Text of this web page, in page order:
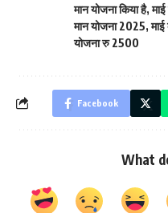
मान योजना किया है,
मान योजना 2025,
योजना रु 2500
Facebook
What